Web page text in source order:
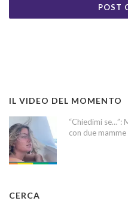
IL VIDEO DEL MOMENTO
“Chiedimi se…”:
con due mamme
CERCA